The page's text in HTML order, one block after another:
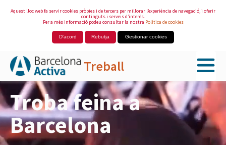
Aquest lloc web fa servir cookies pròpies i de tercers per millorar l’experiència de navegació, i oferir
continguts i serveis d’interès.
Per a més informació podeu consultar la nostra Política de cookies
D'acord Rebutja Gestionar cookies
Treball
Salta al contingut principal
Troba feina a
Barcelona